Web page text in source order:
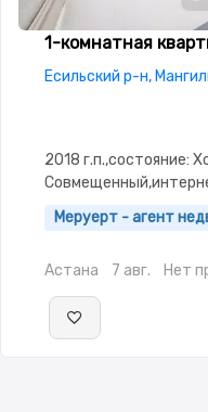
1-комнатная
Есильский р-н,
2018 г.п.,состояние:
Меруерт - агент
Астана 7 авг. Нет